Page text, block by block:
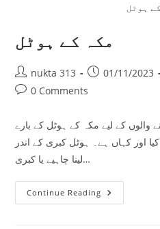
ہوٹل
مکہ کے ہوٹل
Post
author:
nukta 313
Post
published:
01/11/2023
Post0 Comments
والوں کے لیے مکہ کے ہوٹل کے بارے
اور کہاں ہے۔ ہوٹل کبری کے اندر
لینا چاہیے یا کبری…
Continue Reading مکہ
کے